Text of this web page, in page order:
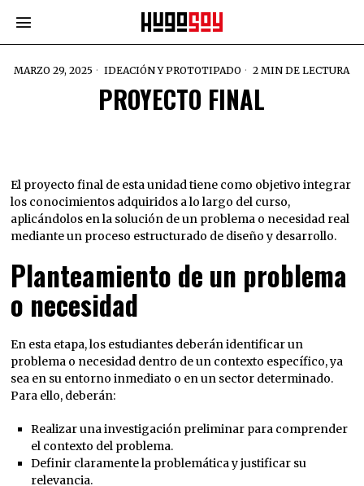
MARZO 29, 2025 IDEACIÓN Y PROTOTIPADO 2 MIN DE LECTURA
PROYECTO FINAL
El proyecto final de esta unidad tiene como objetivo integrar
los conocimientos adquiridos a lo largo del curso,
aplicándolos en la solución de un problema o necesidad real
mediante un proceso estructurado de diseño y desarrollo.
Planteamiento de un problema
o necesidad
En esta etapa, los estudiantes deberán identificar un
problema o necesidad dentro de un contexto específico, ya
sea en su entorno inmediato o en un sector determinado.
Para ello, deberán:
Realizar una investigación preliminar para comprender
el contexto del problema.
Definir claramente la problemática y justificar su
relevancia.